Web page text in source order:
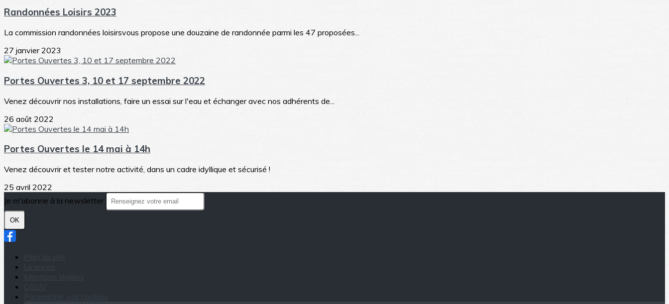
Randonnées Loisirs 2023
La commission randonnées loisirsvous propose une douzaine de randonnée parmi les 47 proposées...
27 janvier 2023
Portes Ouvertes 3, 10 et 17 septembre 2022
Venez découvrir nos installations, faire un essai sur l'eau et échanger avec nos adhérents de...
26 août 2022
Portes Ouvertes le 14 mai à 14h
Venez découvrir et tester notre activité, dans un cadre idyllique et sécurisé !
25 avril 2022
Je m'abonne à la newsletter
OK